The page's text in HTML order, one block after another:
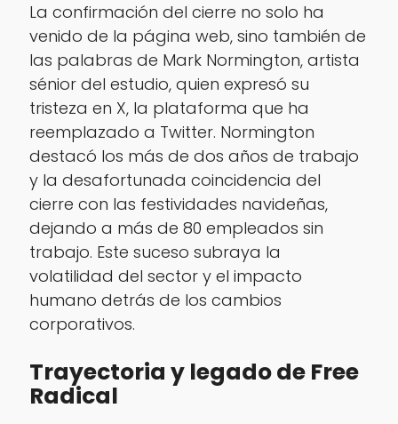
La confirmación del cierre no solo ha
venido de la página web, sino también de
las palabras de Mark Normington, artista
sénior del estudio, quien expresó su
tristeza en X, la plataforma que ha
reemplazado a Twitter. Normington
destacó los más de dos años de trabajo
y la desafortunada coincidencia del
cierre con las festividades navideñas,
dejando a más de 80 empleados sin
trabajo. Este suceso subraya la
volatilidad del sector y el impacto
humano detrás de los cambios
corporativos.
Trayectoria y legado de Free
Radical